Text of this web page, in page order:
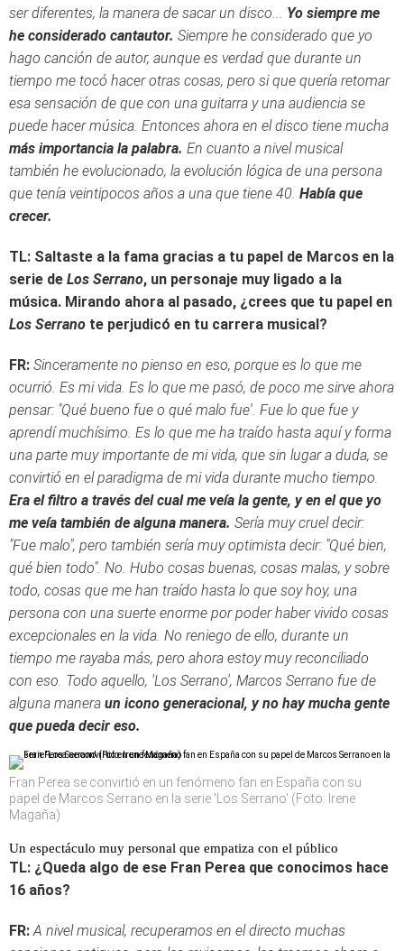
ser diferentes, la manera de sacar un disco... Yo siempre me
he considerado cantautor. Siempre he considerado que yo
hago canción de autor, aunque es verdad que durante un
tiempo me tocó hacer otras cosas, pero si que quería retomar
esa sensación de que con una guitarra y una audiencia se
puede hacer música. Entonces ahora en el disco tiene mucha
más importancia la palabra. En cuanto a nivel musical
también he evolucionado, la evolución lógica de una persona
que tenía veintipocos años a una que tiene 40. Había que
crecer.
TL: Saltaste a la fama gracias a tu papel de Marcos en la
serie de Los Serrano, un personaje muy ligado a la
música. Mirando ahora al pasado, ¿crees que tu papel en
Los Serrano te perjudicó en tu carrera musical?
FR: Sinceramente no pienso en eso, porque es lo que me
ocurrió. Es mi vida. Es lo que me pasó, de poco me sirve ahora
pensar: "Qué bueno fue o qué malo fue'. Fue lo que fue y
aprendí muchísimo. Es lo que me ha traído hasta aquí y forma
una parte muy importante de mi vida, que sin lugar a duda, se
convirtió en el paradigma de mi vida durante mucho tiempo.
Era el filtro a través del cual me veía la gente, y en el que yo
me veía también de alguna manera. Sería muy cruel decir:
"Fue malo", pero también sería muy optimista decir: "Qué bien,
qué bien todo". No. Hubo cosas buenas, cosas malas, y sobre
todo, cosas que me han traído hasta lo que soy hoy, una
persona con una suerte enorme por poder haber vivido cosas
excepcionales en la vida. No reniego de ello, durante un
tiempo me rayaba más, pero ahora estoy muy reconciliado
con eso. Todo aquello, 'Los Serrano', Marcos Serrano fue de
alguna manera un icono generacional, y no hay mucha gente
que pueda decir eso.
Fran Perea se convirtió en un fenómeno fan en España con su
papel de Marcos Serrano en la serie 'Los Serrano' (Foto: Irene
Magaña)
Un espectáculo muy personal que empatiza con el público
TL: ¿Queda algo de ese Fran Perea que conocimos hace
16 años?
FR: A nivel musical, recuperamos en el directo muchas